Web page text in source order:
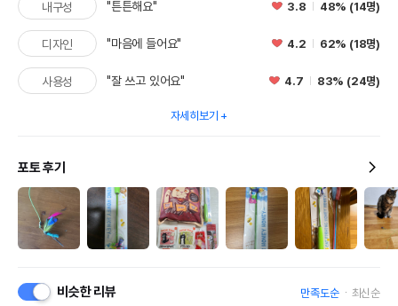
내구성 "튼튼해요" 3.8 48% (14명)
디자인 "마음에 들어요" 4.2 62% (18명)
사용성 "잘 쓰고 있어요" 4.7 83% (24명)
자세히보기
포토 후기
비슷한 리뷰 만족도순 최신순